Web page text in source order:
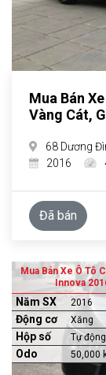
Mua Bán
Vàng Cát,
68 Dương
2016
Đã bán
Mua Bán Xe Ô Tô
Innova
Năm SX 2016
Động cơ Xăng
Hộp số Tự động
Odo 50,000